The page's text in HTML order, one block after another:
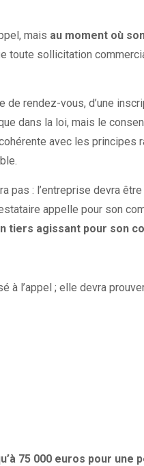
mais au moment où
toute sollicitation
rendez-vous, d’une
dans la loi, mais le
avec les principes
pas : l’entreprise devra
appelle pour son
tiers agissant pour son
l’appel ; elle devra
75 000 euros pour une